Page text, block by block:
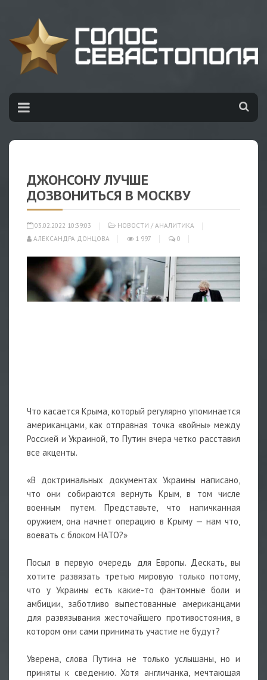
ДЖОНСОНУ ЛУЧШЕ
ДОЗВОНИТЬСЯ В МОСКВУ
03.02.2022 10:39:03 НОВОСТИ / АНАЛИТИКА
АЛЕКСАНДРА ДОНЦОВА
1 997 0
Что касается Крыма, который регулярно упоминается
американцами, как отправная точка «войны» между
Россией и Украиной, то Путин вчера четко расставил
все акценты.
«В доктринальных документах Украины написано,
что они собираются вернуть Крым, в том числе
военным путем. Представьте, что напичканная
оружием, она начнет операцию в Крыму — нам что,
воевать с блоком НАТО?»
Посыл в первую очередь для Европы. Дескать, вы
хотите развязать третью мировую только потому,
что у Украины есть какие-то фантомные боли и
амбиции, заботливо выпестованные американцами
для развязывания жесточайшего противостояния, в
котором они сами принимать участие не будут?
Уверена, слова Путина не только услышаны, но и
приняты к сведению. Хотя англичанка, мечтающая